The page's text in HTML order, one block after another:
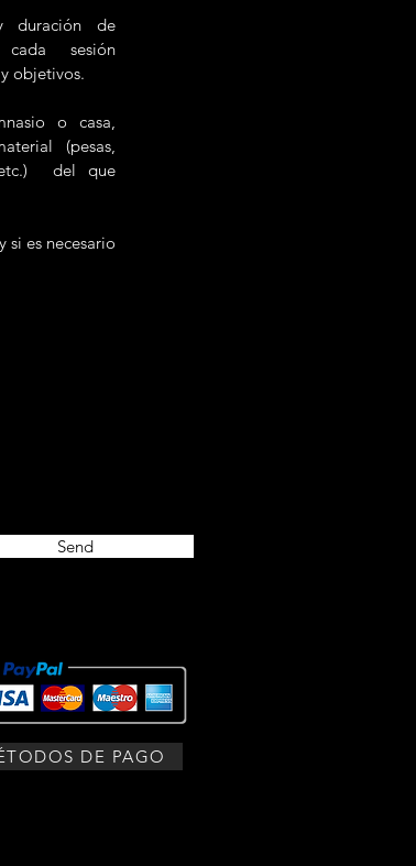
duración de
sesión
objetivos.
o casa,
(pesas,
etc.) del que
si es necesario
Send
DE PAGO